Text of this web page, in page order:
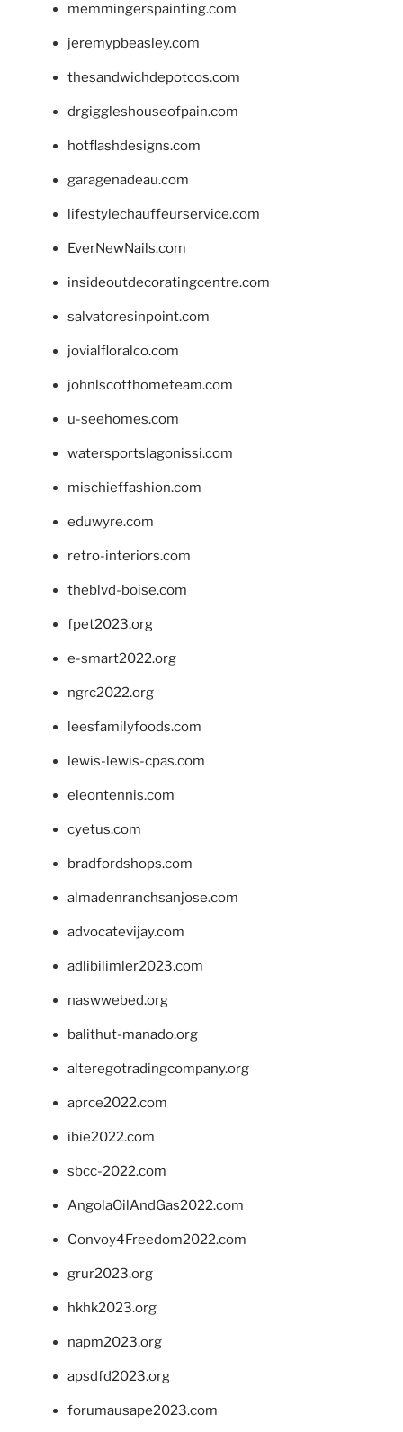
memmingerspainting.com
jeremypbeasley.com
thesandwichdepotcos.com
drgiggleshouseofpain.com
hotflashdesigns.com
garagenadeau.com
lifestylechauffeurservice.com
EverNewNails.com
insideoutdecoratingcentre.com
salvatoresinpoint.com
jovialfloralco.com
johnlscotthometeam.com
u-seehomes.com
watersportslagonissi.com
mischieffashion.com
eduwyre.com
retro-interiors.com
theblvd-boise.com
fpet2023.org
e-smart2022.org
ngrc2022.org
leesfamilyfoods.com
lewis-lewis-cpas.com
eleontennis.com
cyetus.com
bradfordshops.com
almadenranchsanjose.com
advocatevijay.com
adlibilimler2023.com
naswwebed.org
balithut-manado.org
alteregotradingcompany.org
aprce2022.com
ibie2022.com
sbcc-2022.com
AngolaOilAndGas2022.com
Convoy4Freedom2022.com
grur2023.org
hkhk2023.org
napm2023.org
apsdfd2023.org
forumausape2023.com